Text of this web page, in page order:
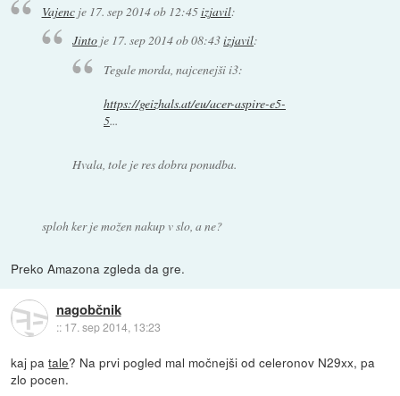
Vajencje 17. sep 2014 ob 12:45izjavil:
Jinto je 17. sep 2014 ob 08:43izjavil:
Tegale morda, najcenejši i3:
https://geizhals.at/eu/acer-aspire-e5-
5...
Hvala, tole je res dobra ponudba.
sploh ker je možen nakup v slo, a ne?
Preko Amazona zgleda da gre.
nagobčnik
:: 17. sep 2014, 13:23
kaj patale? Na prvi pogled mal močnejši od celeronov N29xx, pa
zlo pocen.